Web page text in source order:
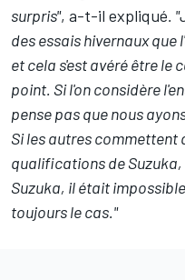
surpris", a-t-il expliqué.
des essais hivernaux
et cela s'est avéré être le
point. Si l'on considère
pense pas que nous
Si les autres commettent
qualifications de Suzuka,
Suzuka, il était
toujours le cas."